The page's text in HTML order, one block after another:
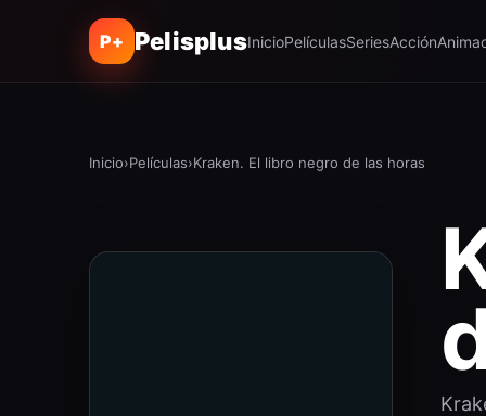
P+ PelisplusInicioPelículasSeriesAcción
Inicio›Películas›Kraken. El libro negro de las horas